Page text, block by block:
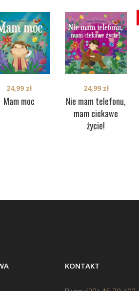
Mam moc
24,99 zł
Nie mam telefonu,
mam ciekawe
życie!
24,99 zł
KONTAKT